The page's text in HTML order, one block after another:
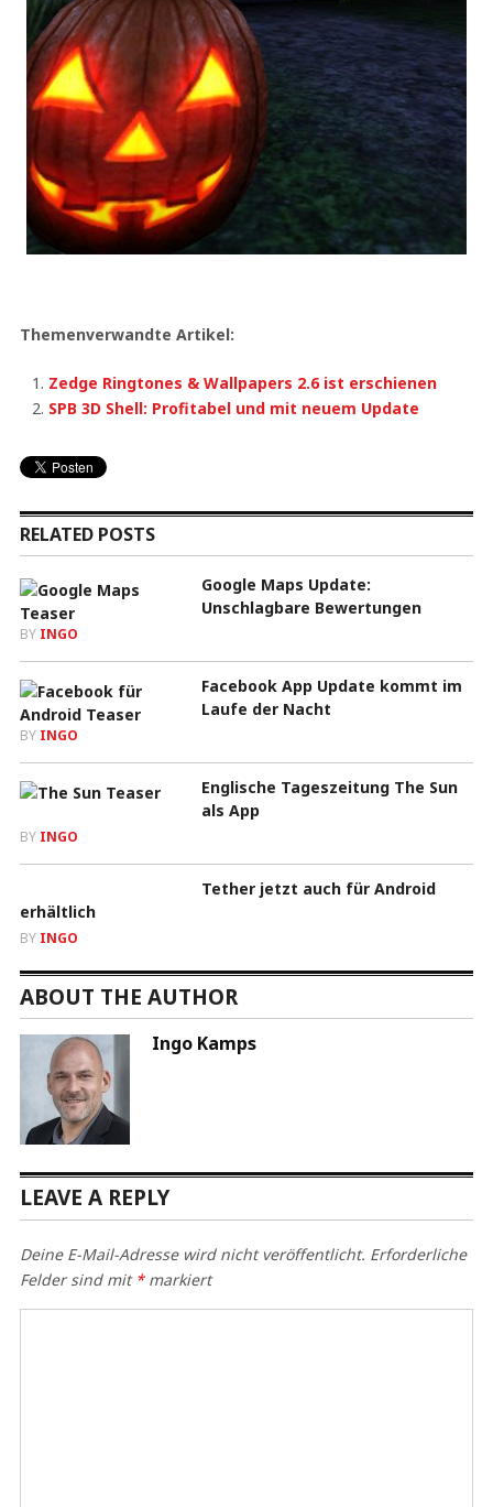
Themenverwandte Artikel:
Zedge Ringtones & Wallpapers 2.6 ist erschienen
SPB 3D Shell: Profitabel und mit neuem Update
RELATED POSTS
Google Maps Update:
Unschlagbare Bewertungen
BY INGO
Facebook App Update kommt im
Laufe der Nacht
BY INGO
Englische Tageszeitung The Sun
als App
BY INGO
Tether jetzt auch für Android
erhältlich
BY INGO
ABOUT THE AUTHOR
Ingo Kamps
LEAVE A REPLY
Deine E-Mail-Adresse wird nicht veröffentlicht. Erforderliche
Felder sind mit *markiert